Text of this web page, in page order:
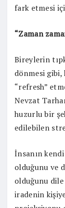
fark etmesi
“Zaman
Bireylerin
dönmesi
“refresh”
Nevzat
huzurlu bir
edilebilen
İnsanın
olduğunu ve
olduğunu
iradenin